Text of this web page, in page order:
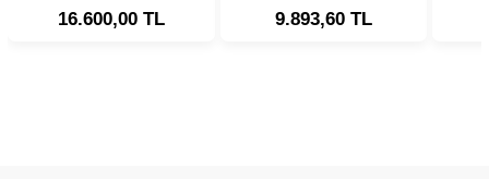
16.600,00 TL 9.893,60 TL